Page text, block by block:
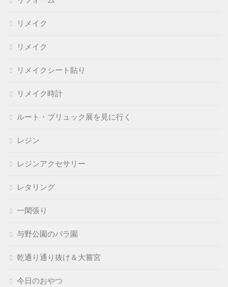
リメイク
リメイク
リメイクシート貼り
リメイク時計
ルート・ブリュック展を見に行く
レジン
レジンアクセサリー
レタリング
一閑張り
与野公園のバラ園
乾通り通り抜け＆大嘗宮
今日のおやつ